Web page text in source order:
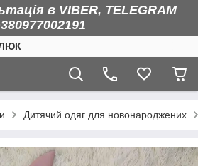
в VIBER, TELEGRAM
Дитячий одяг для новонароджених